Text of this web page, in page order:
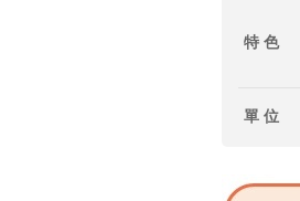
特 色
單 位